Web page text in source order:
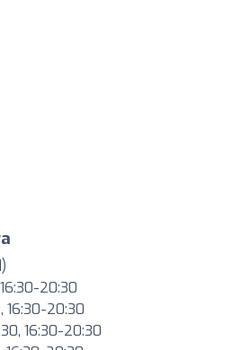
20:30
16:30-20:30
16:30-20:30